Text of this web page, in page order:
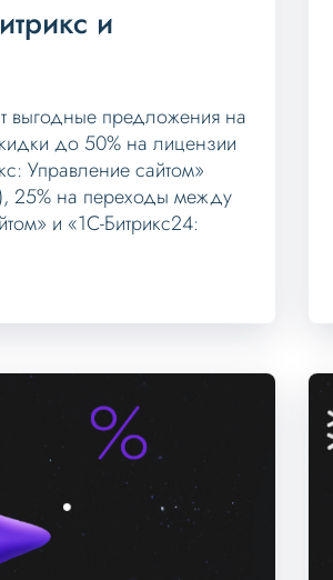
и
выгодные предложения на
до 50% на лицензии
Управление сайтом»
25% на переходы между
и «1С-Битрикс24: